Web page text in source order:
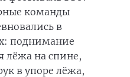
команды
в
поднимание
лёжа на спине,
в упоре лёжа,